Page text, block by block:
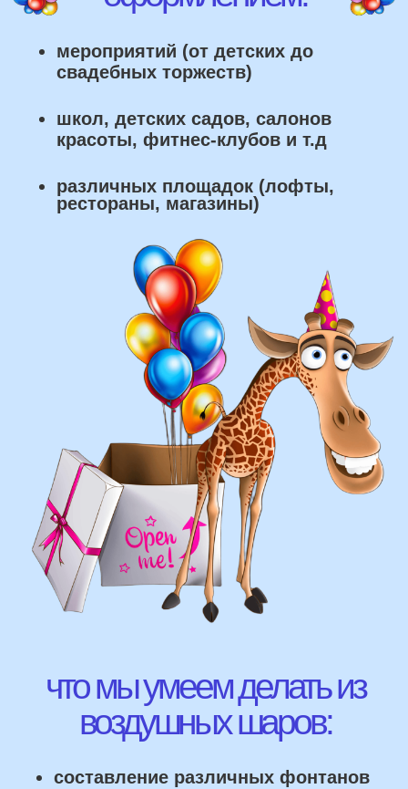
составление различных фонтанов
арки и пены
фигуры любой сложности
что мы умеем делать из
воздушных шаров:
Присылайте картинку, и мы с
удовольствием соберем
похожую композицию!
ВЫСЛАТЬ ФОТО
у вас есть фото шаров, и
вы хотите так же?
НАШИ ГЛАВНЫЕ
ПРЕИМУЩЕСТВА